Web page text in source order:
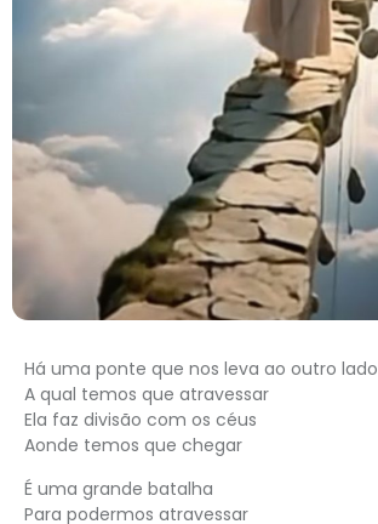
Há uma ponte que nos leva ao outro lado
A qual temos que atravessar
Ela faz divisão com os céus
Aonde temos que chegar
É uma grande batalha
Para podermos atravessar